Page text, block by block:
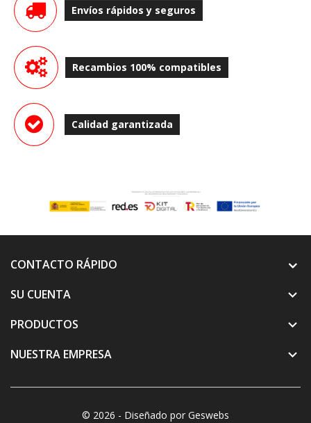
Envíos rápidos y seguros
Recambios 100% compatibles
Calidad garantizada
CONTACTO RÁPIDO
SU CUENTA

PRODUCTOS 
NUESTRA EMPRESA 
© 2026 - Diseñado por Geswebs